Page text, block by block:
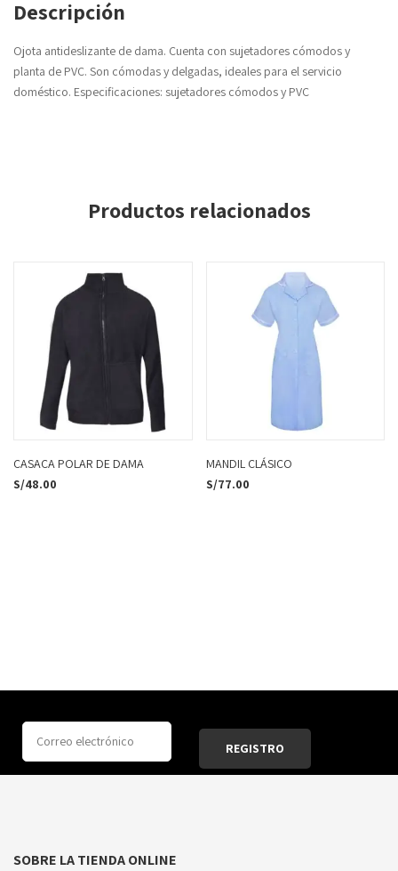
Descripción
Ojota antideslizante de dama. Cuenta con sujetadores cómodos y
planta de PVC. Son cómodas y delgadas, ideales para el servicio
doméstico. Especificaciones: sujetadores cómodos y PVC
Productos relacionados
CASACA POLAR DE DAMA
S/48.00
MANDIL CLÁSICO
S/77.00
SOBRE LA TIENDA ONLINE